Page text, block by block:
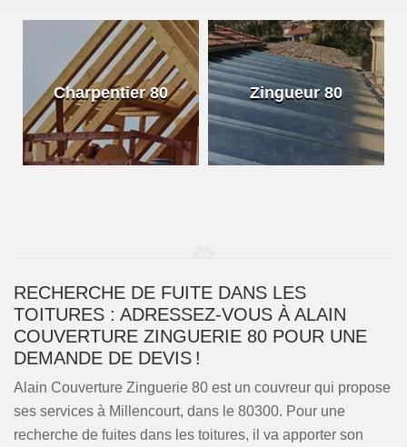
Charpentier 80 Zingueur 80
RECHERCHE DE FUITE DANS LES
TOITURES : ADRESSEZ-VOUS À ALAIN
COUVERTURE ZINGUERIE 80 POUR UNE
DEMANDE DE DEVIS !
Alain Couverture Zinguerie 80 est un couvreur qui propose
ses services à Millencourt, dans le 80300. Pour une
recherche de fuites dans les toitures, il va apporter son